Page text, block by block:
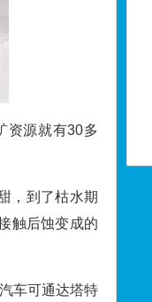
资源就有30多
，到了枯水期
触后蚀变成的
车可通达塔特